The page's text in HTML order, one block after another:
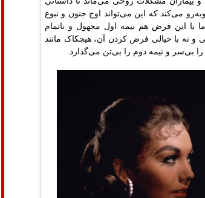
می‌کند که این می‌تواند اوج جنون و نبوغ
با این فرض هم نیمه اول مجهول و ناتمام
و نه با خیالی فرض کردن آن، هیچکاک مانند
بی‌سر و نیمه دوم را بی‌تن می‌گذارد.